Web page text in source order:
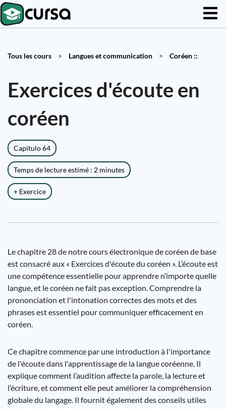
Tous les cours > Langues et communication > Coréen ::
Exercices d'écoute en
coréen
Capítulo 64
Temps de lecture estimé : 2 minutes
+ Exercice
Le chapitre 28 de notre cours électronique de coréen de base
est consacré aux « Exercices d'écoute du coréen ». L’écoute est
une compétence essentielle pour apprendre n’importe quelle
langue, et le coréen ne fait pas exception. Comprendre la
prononciation et l'intonation correctes des mots et des
phrases est essentiel pour communiquer efficacement en
coréen.
Ce chapitre commence par une introduction à l'importance
de l'écoute dans l'apprentissage de la langue coréenne. Il
explique comment l’audition affecte la parole, la lecture et
l’écriture, et comment elle peut améliorer la compréhension
globale du langage. Il fournit également des conseils utiles